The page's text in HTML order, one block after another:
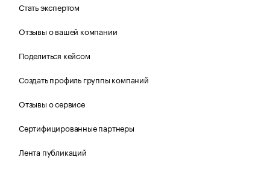
Стать экспертом
Отзывы о вашей компании
Поделиться кейсом
Создать профиль группы компаний
Отзывы о сервисе
Сертифицированные партнеры
Лента публикаций